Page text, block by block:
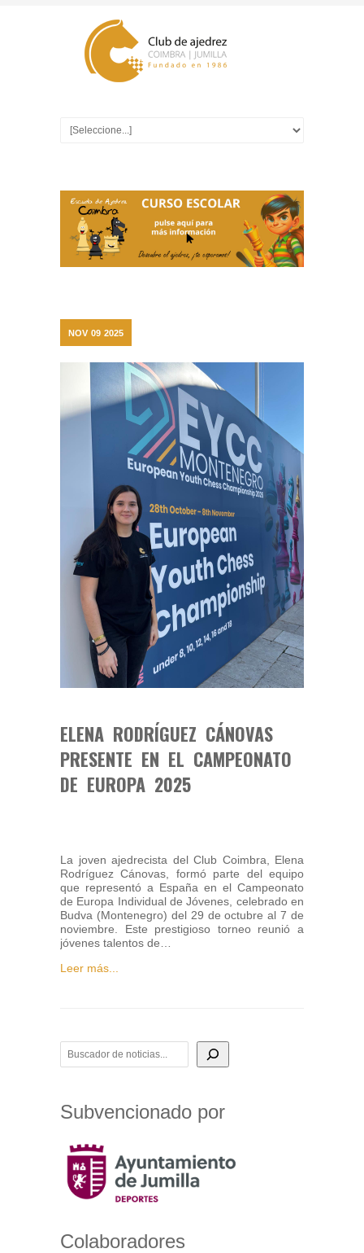
NOV 09 2025
ELENA RODRÍGUEZ CÁNOVAS
PRESENTE EN EL CAMPEONATO
DE EUROPA 2025
La joven ajedrecista del Club Coimbra, Elena
Rodríguez Cánovas, formó parte del equipo
que representó a España en el Campeonato
de Europa Individual de Jóvenes, celebrado en
Budva (Montenegro) del 29 de octubre al 7 de
noviembre. Este prestigioso torneo reunió a
jóvenes talentos de…
Leer más...
BUSCADOR DE NOTICIAS
Subvencionado por
Colaboradores